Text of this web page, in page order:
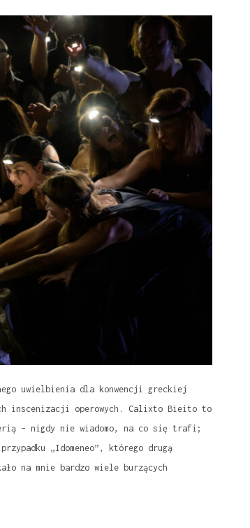
uwielbienia dla konwencji greckiej
inscenizacji operowych. Calixto Bieito to
– nigdy nie wiadomo, na co się trafi;
„Idomeneo”, którego drugą
na mnie bardzo wiele burzących